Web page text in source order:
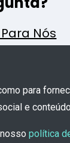
Nós
para
e
política